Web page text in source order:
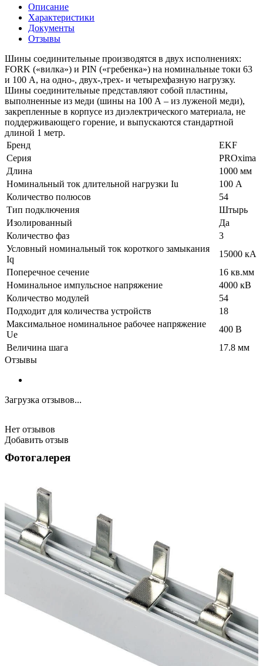
Описание
Характеристики
Документы
Отзывы
Шины соединительные производятся в двух исполнениях:
FORK («вилка») и PIN («гребенка») на номинальные токи 63
и 100 А, на одно-, двух-,трех- и четырехфазную нагрузку.
Шины соединительные представляют собой пластины,
выполненные из меди (шины на 100 А – из луженой меди),
закрепленные в корпусе из диэлектрического материала, не
поддерживающего горение, и выпускаются стандартной
длиной 1 метр.
Бренд
EKF
Серия
PROxima
Длина
1000 мм
Номинальный ток длительной нагрузки Iu
100 А
Количество полюсов
54
Тип подключения
Штырь
Изолированный
Да
Количество фаз
3
Условный номинальный ток короткого замыкания
Iq
15000 кА
Поперечное сечение
16 кв.мм
Номинальное импульсное напряжение
4000 кВ
Количество модулей
54
Подходит для количества устройств
18
Максимальное номинальное рабочее напряжение
Ue
400 В
Величина шага
17.8 мм
Отзывы
Загрузка отзывов...
Нет отзывов
Добавить отзыв
Фотогалерея